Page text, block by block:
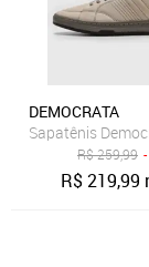
DEMOCRATA
Sapatênis
R$259,99
R$219,99